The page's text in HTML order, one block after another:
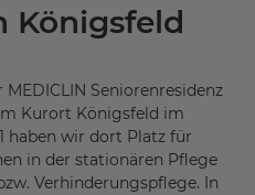
Königsfeld
Seniorenresidenz
Kurort Königsfeld im
haben wir dort Platz für
in der stationären Pflege
Verhinderungspflege. In